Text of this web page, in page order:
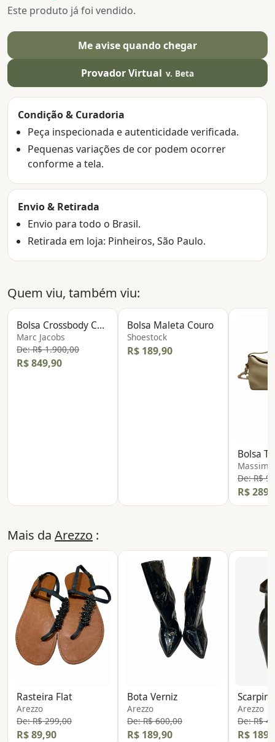
Este produto já foi vendido.
Me avise quando chegar
Provador Virtual v. Beta
Condição & Curadoria
Peça inspecionada e autenticidade verificada.
Pequenas variações de cor podem ocorrer
conforme a tela.
Envio & Retirada
Envio para todo o Brasil.
Retirada em loja: Pinheiros, São Paulo.
Quem viu, também viu:
Bolsa Crossbody Couro
Marc Jacobs
De: R$ 1.900,00
R$ 849,90
Bolsa Maleta Couro
Shoestock
R$ 189,90
Bolsa
De: R$
R$
Mais da Arezzo :
Rasteira Flat
Arezzo
De: R$ 299,00
R$ 89,90
Bota Verniz
Arezzo
De: R$ 600,00
R$ 189,90
Scarpin
Arezzo
De: R$
R$